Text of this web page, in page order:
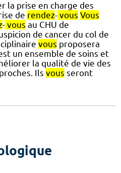
la prise en charge des
de rendez- vous Vous
- vous au CHU de
de cancer du col de
vous proposera
un ensemble de soins et
la qualité de vie des
Ils vous seront